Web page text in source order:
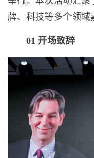
牌、科技等多个领域
01 开场致辞